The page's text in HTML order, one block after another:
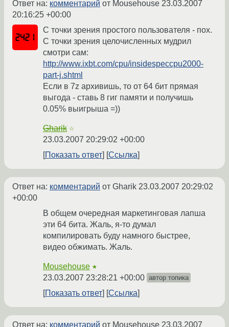
Ответ на: комментарий от Mousehouse 23.03.2007
20:16:25 +00:00
С точки зрения простого пользователя - пох.
С точки зрения целочисленных мудрил
смотри сам:
http://www.ixbt.com/cpu/insidespeccpu2000-
part-j.shtml
Если в 7z архивишь, то от 64 бит прямая
выгода - ставь 8 гиг памяти и получишь
0.05% выигрыша =))
Gharik ☆
23.03.2007 20:29:02 +00:00
Показать ответ
Ссылка
Ответ на: комментарий от Gharik 23.03.2007 20:29:02
+00:00
В общем очередная маркетинговая лапша
эти 64 бита. Жаль, я-то думал
компилировать буду намного быстрее,
видео обжимать. Жаль.
Mousehouse ★
23.03.2007 23:28:21 +00:00 автор топика
Показать ответ Ссылка
Ответ на: комментарий от Mousehouse 23.03.2007